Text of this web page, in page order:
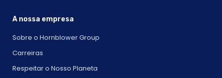
A nossa empresa
Sobre o Hornblower Group
Carreiras
Respeitar o Nosso Planeta